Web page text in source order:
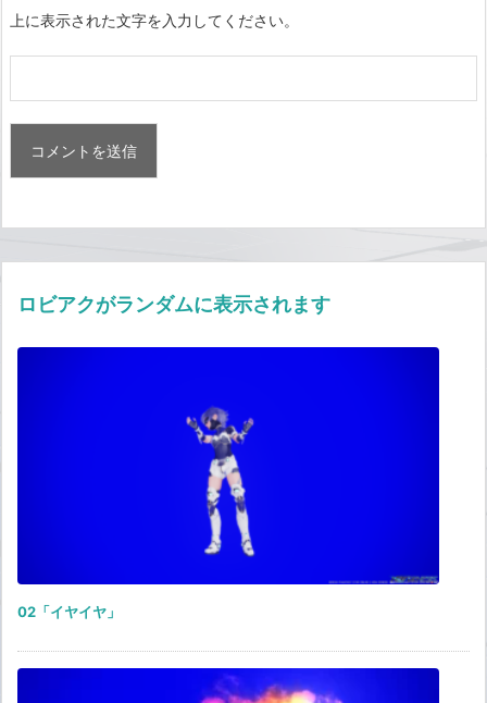
上に表示された文字を入力してください。
ロビアクがランダムに表示されます
02「イヤイヤ」